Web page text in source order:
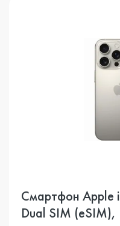
Смартфон Apple
Dual SIM